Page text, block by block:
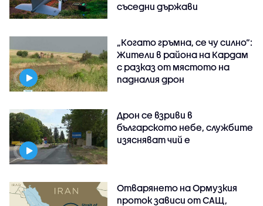
съседни държави
„Когато гръмна, се чу силно“:
Жители в района на Кардам
с разказ от мястото на
падналия дрон
Дрон се взриви в
българското небе, службите
изясняват чий е
Отварянето на Ормузкия
проток зависи от САЩ,